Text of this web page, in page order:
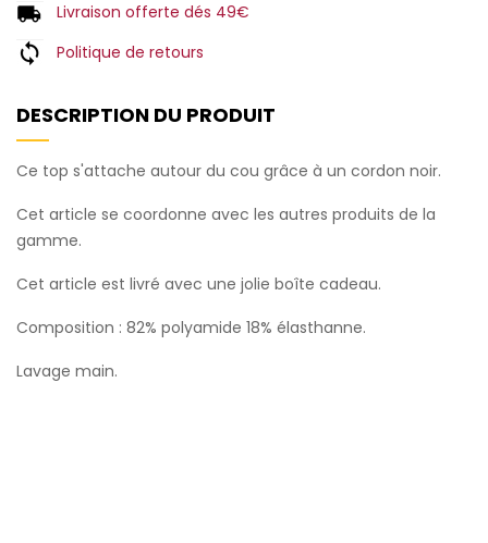
Livraison offerte dés 49€
Politique de retours
DESCRIPTION DU PRODUIT
Ce top s'attache autour du cou grâce à un cordon noir.
Cet article se coordonne avec les autres produits de la
gamme.
Cet article est livré avec une jolie boîte cadeau.
Composition : 82% polyamide 18% élasthanne.
Lavage main.